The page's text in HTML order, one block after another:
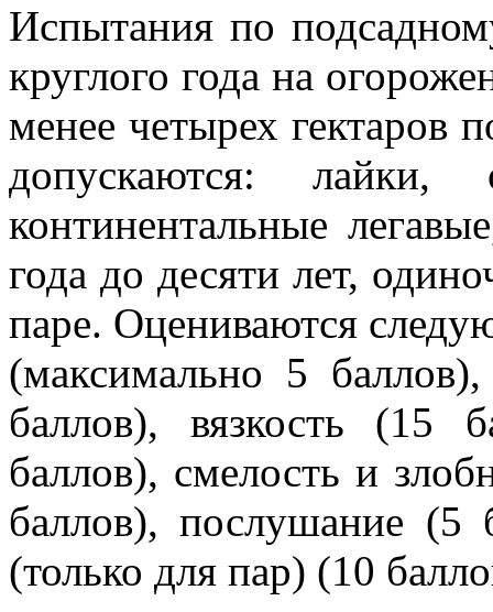
Испытания по
круглого года на
менее четырех гектаров
допускаются: лайки,
континентальные
года до десяти лет,
паре. Оцениваются
(максимально 5
баллов), вязкость (15
баллов), смелость и
баллов), послушание (5
(только для пар) (10